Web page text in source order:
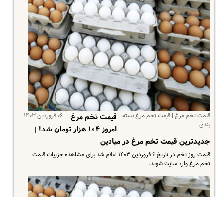
قیمت تخم مرغ | قیمت تخم مرغ بسته
بندی
۰۶ فروردین ۱۴۰۳
قیمت تخم مرغ
امروز ۱۰۴ هزار تومان شد! |
جدیدترین قیمت تخم مرغ در میادین
قیمت روز تخم در تاریخ ۶ فروردین ۱۴۰۳ اعلام شد برای مشاهده جزییات قیمت
تخم مرغ وارد سایت شوید.